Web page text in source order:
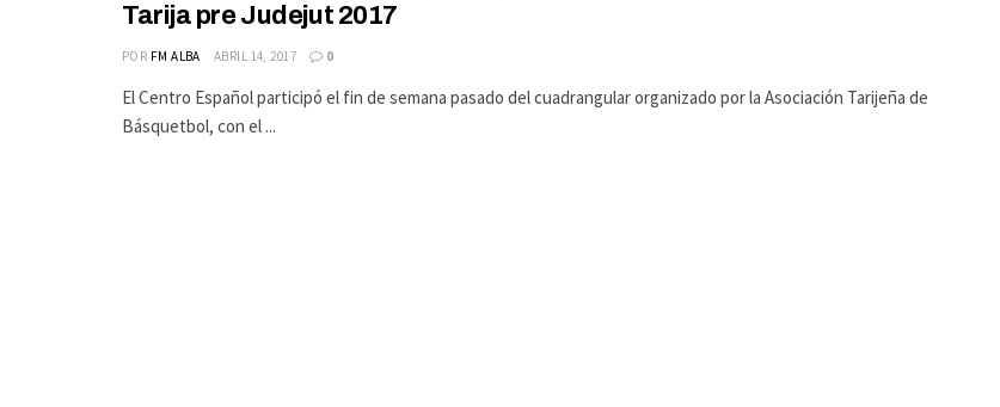
Tarija pre Judejut 2017
POR FM ALBA ABRIL 14, 2017 0
El Centro Español participó el fin de semana pasado del cuadrangular organizado por la Asociación Tarijeña de
Básquetbol, con el ...